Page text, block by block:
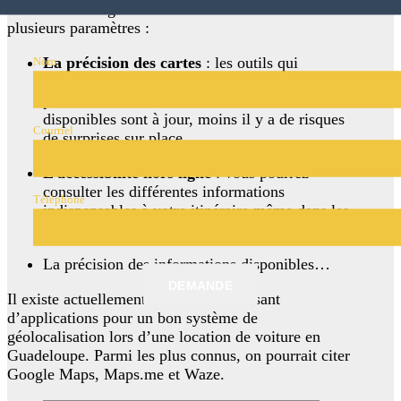
plusieurs paramètres :
La précision des cartes : les outils qui
disponibles sont à jour, moins il y a de risques
de surprises sur place.
L’accessibilité hors ligne: vous pourrez
consulter les différentes informations
indispensables à votre itinéraire même dans les
La précision des informations disponibles…
Il existe actuellement un choix intéressant
d’applications pour un bon système de
géolocalisation lors d’une location de voiture en
Guadeloupe. Parmi les plus connus, on pourrait citer
Google Maps, Maps.me et Waze.
Nom
Courriel
Téléphone